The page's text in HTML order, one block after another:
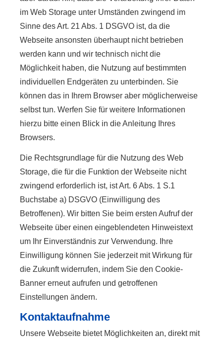
im Web Storage unter Umständen zwingend im
Sinne des Art. 21 Abs. 1 DSGVO ist, da die
Webseite ansonsten überhaupt nicht betrieben
werden kann und wir technisch nicht die
Möglichkeit haben, die Nutzung auf bestimmten
individuellen Endgeräten zu unterbinden. Sie
können das in Ihrem Browser aber möglicherweise
selbst tun. Werfen Sie für weitere Informationen
hierzu bitte einen Blick in die Anleitung Ihres
Browsers.
Die Rechtsgrundlage für die Nutzung des Web
Storage, die für die Funktion der Webseite nicht
zwingend erforderlich ist, ist Art. 6 Abs. 1 S.1
Buchstabe a) DSGVO (Einwilligung des
Betroffenen). Wir bitten Sie beim ersten Aufruf der
Webseite über einen eingeblendeten Hinweistext
um Ihr Einverständnis zur Verwendung. Ihre
Einwilligung können Sie jederzeit mit Wirkung für
die Zukunft widerrufen, indem Sie den Cookie-
Banner erneut aufrufen und getroffenen
Einstellungen ändern.
Kontaktaufnahme
Unsere Webseite bietet Möglichkeiten an, direkt mit